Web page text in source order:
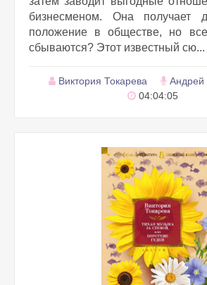
бизнесменом. Она получает
положение в обществе, но
сбываются? Этот известный сю...
Виктория Токарева
Андрей
04:04:05